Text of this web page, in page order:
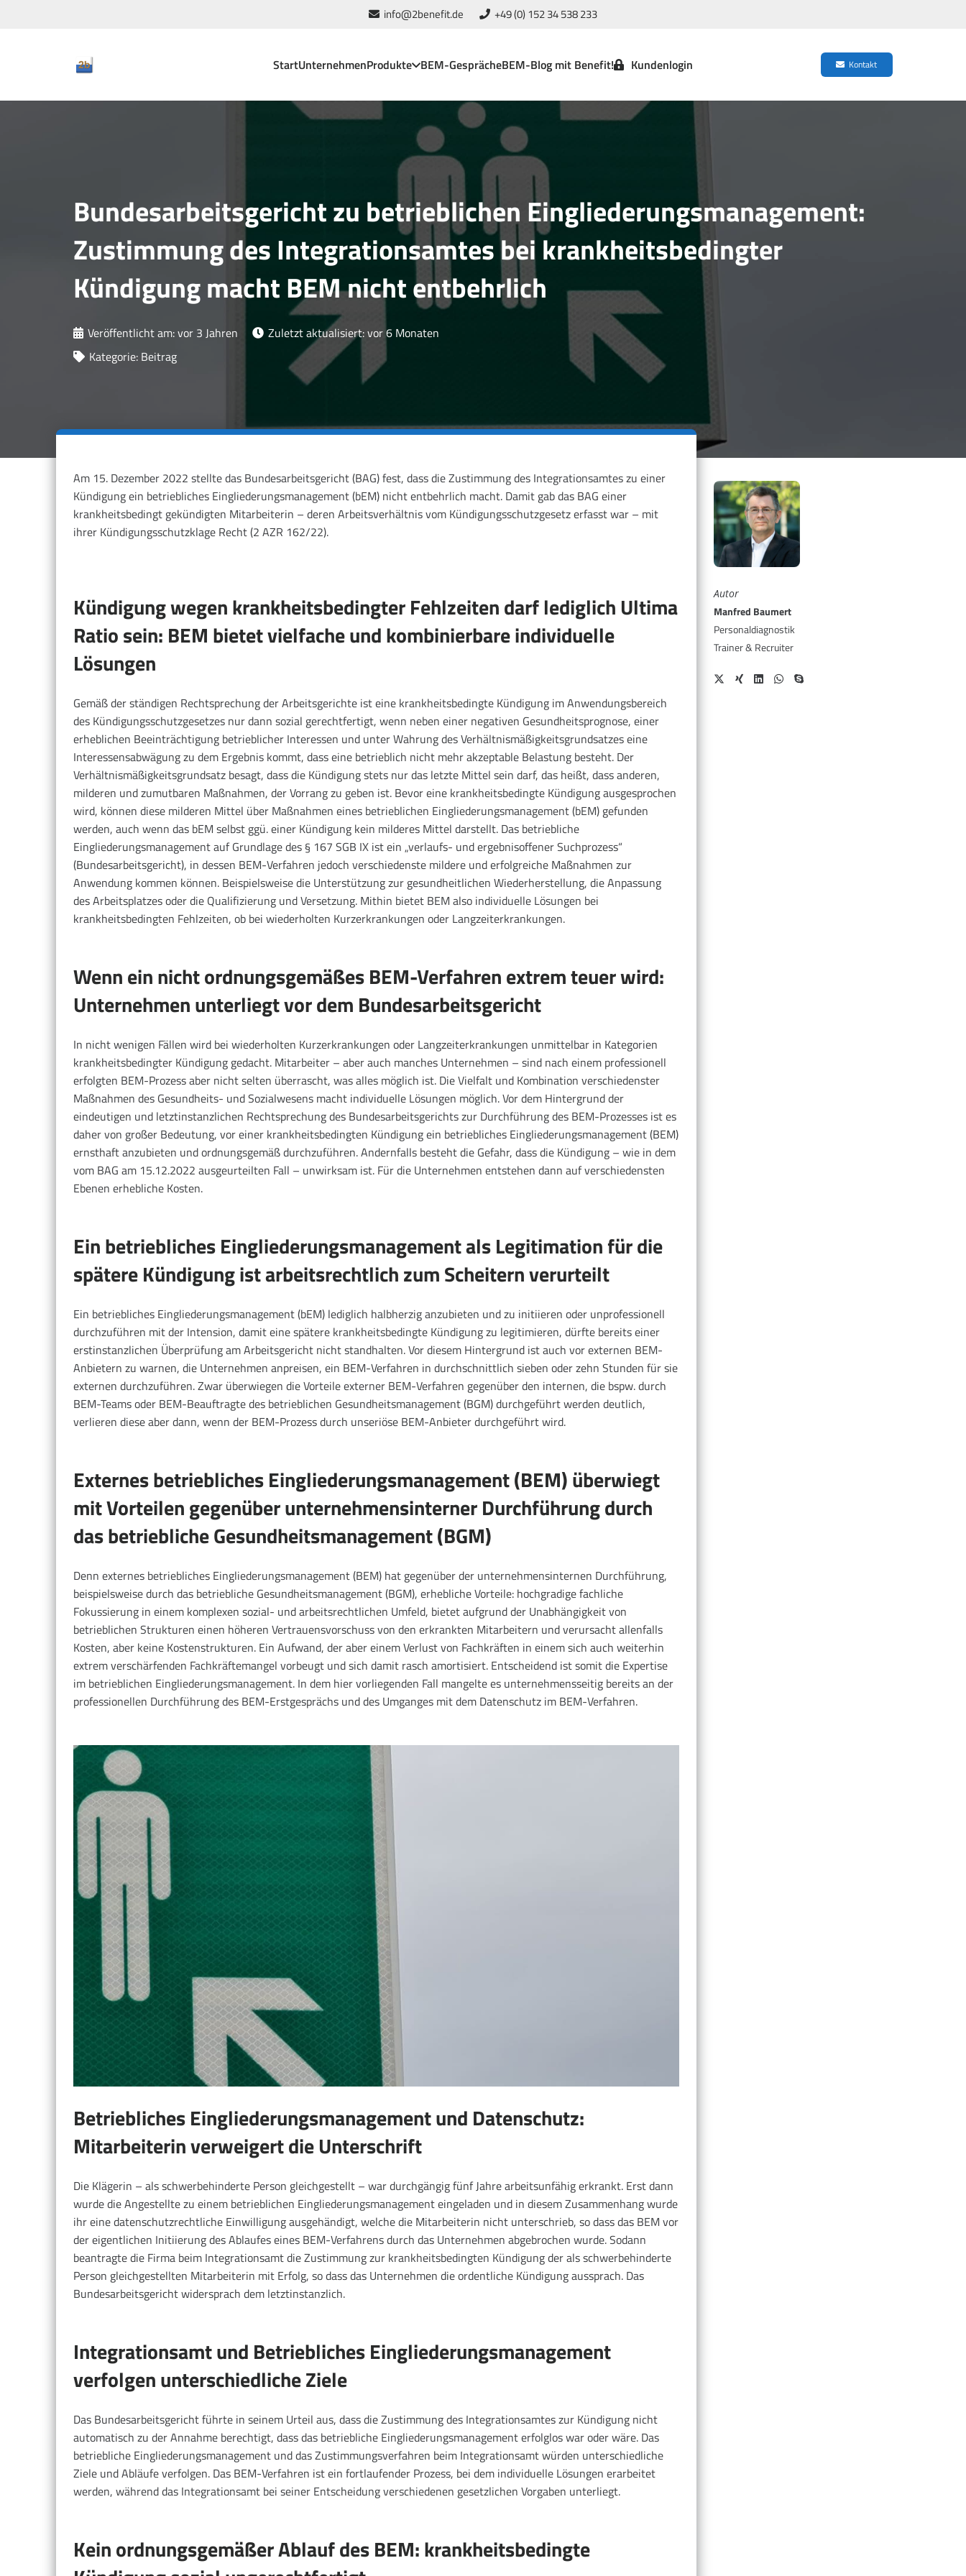
info@2benefit.de +49 (0) 152 34 538 233
StartUnternehmenProdukte BEM-GesprächeBEM-Blog mit Benefit! Kundenlogin Kontakt
Bundesarbeitsgericht zu betrieblichen Eingliederungsmanagement:
Zustimmung des Integrationsamtes bei krankheitsbedingter
Kündigung macht BEM nicht entbehrlich
Veröffentlicht am:vor 3 Jahren Zuletzt aktualisiert:vor 6 Monaten
Kategorie: Beitrag
Am 15. Dezember 2022 stellte das Bundesarbeitsgericht (BAG) fest, dass die Zustimmung des Integrationsamtes zu einer
Kündigung ein betriebliches Eingliederungsmanagement (bEM) nicht entbehrlich macht. Damit gab das BAG einer
krankheitsbedingt gekündigten Mitarbeiterin – deren Arbeitsverhältnis vom Kündigungsschutzgesetz erfasst war – mit
ihrer Kündigungsschutzklage Recht (2 AZR 162/22).
Kündigung wegen krankheitsbedingter Fehlzeiten darf lediglich Ultima
Ratio sein: BEM bietet vielfache und kombinierbare individuelle
Lösungen
Gemäß der ständigen Rechtsprechung der Arbeitsgerichte ist eine krankheitsbedingte Kündigung im Anwendungsbereich
des Kündigungsschutzgesetzes nur dann sozial gerechtfertigt, wenn neben einer negativen Gesundheitsprognose, einer
erheblichen Beeinträchtigung betrieblicher Interessen und unter Wahrung des Verhältnismäßigkeitsgrundsatzes eine
Interessensabwägung zu dem Ergebnis kommt, dass eine betrieblich nicht mehr akzeptable Belastung besteht. Der
Verhältnismäßigkeitsgrundsatz besagt, dass die Kündigung stets nur das letzte Mittel sein darf, das heißt, dass anderen,
milderen und zumutbaren Maßnahmen, der Vorrang zu geben ist. Bevor eine krankheitsbedingte Kündigung ausgesprochen
wird, können diese milderen Mittel über Maßnahmen eines betrieblichen Eingliederungsmanagement (bEM) gefunden
werden, auch wenn das bEM selbst ggü. einer Kündigung kein milderes Mittel darstellt. Das betriebliche
Eingliederungsmanagement auf Grundlage des § 167 SGB IX ist ein „verlaufs- und ergebnisoffener Suchprozess“
(Bundesarbeitsgericht), in dessen BEM-Verfahren jedoch verschiedenste mildere und erfolgreiche Maßnahmen zur
Anwendung kommen können. Beispielsweise die Unterstützung zur gesundheitlichen Wiederherstellung, die Anpassung
des Arbeitsplatzes oder die Qualifizierung und Versetzung. Mithin bietet BEM also individuelle Lösungen bei
krankheitsbedingten Fehlzeiten, ob bei wiederholten Kurzerkrankungen oder Langzeiterkrankungen.
Wenn ein nicht ordnungsgemäßes BEM-Verfahren extrem teuer wird:
Unternehmen unterliegt vor dem Bundesarbeitsgericht
In nicht wenigen Fällen wird bei wiederholten Kurzerkrankungen oder Langzeiterkrankungen unmittelbar in Kategorien
krankheitsbedingter Kündigung gedacht. Mitarbeiter – aber auch manches Unternehmen – sind nach einem professionell
erfolgten BEM-Prozess aber nicht selten überrascht, was alles möglich ist. Die Vielfalt und Kombination verschiedenster
Maßnahmen des Gesundheits- und Sozialwesens macht individuelle Lösungen möglich. Vor dem Hintergrund der
eindeutigen und letztinstanzlichen Rechtsprechung des Bundesarbeitsgerichts zur Durchführung des BEM-Prozesses ist es
daher von großer Bedeutung, vor einer krankheitsbedingten Kündigung ein betriebliches Eingliederungsmanagement (BEM)
ernsthaft anzubieten und ordnungsgemäß durchzuführen. Andernfalls besteht die Gefahr, dass die Kündigung – wie in dem
vom BAG am 15.12.2022 ausgeurteilten Fall – unwirksam ist. Für die Unternehmen entstehen dann auf verschiedensten
Ebenen erhebliche Kosten.
Ein betriebliches Eingliederungsmanagement als Legitimation für die
spätere Kündigung ist arbeitsrechtlich zum Scheitern verurteilt
Ein betriebliches Eingliederungsmanagement (bEM) lediglich halbherzig anzubieten und zu initiieren oder unprofessionell
durchzuführen mit der Intension, damit eine spätere krankheitsbedingte Kündigung zu legitimieren, dürfte bereits einer
erstinstanzlichen Überprüfung am Arbeitsgericht nicht standhalten. Vor diesem Hintergrund ist auch vor externen BEM-
Anbietern zu warnen, die Unternehmen anpreisen, ein BEM-Verfahren in durchschnittlich sieben oder zehn Stunden für sie
externen durchzuführen. Zwar überwiegen die Vorteile externer BEM-Verfahren gegenüber den internen, die bspw. durch
BEM-Teams oder BEM-Beauftragte des betrieblichen Gesundheitsmanagement (BGM) durchgeführt werden deutlich,
verlieren diese aber dann, wenn der BEM-Prozess durch unseriöse BEM-Anbieter durchgeführt wird.
Externes betriebliches Eingliederungsmanagement (BEM) überwiegt
mit Vorteilen gegenüber unternehmensinterner Durchführung durch
das betriebliche Gesundheitsmanagement (BGM)
Denn externes betriebliches Eingliederungsmanagement (BEM) hat gegenüber der unternehmensinternen Durchführung,
beispielsweise durch das betriebliche Gesundheitsmanagement (BGM), erhebliche Vorteile: hochgradige fachliche
Fokussierung in einem komplexen sozial- und arbeitsrechtlichen Umfeld, bietet aufgrund der Unabhängigkeit von
betrieblichen Strukturen einen höheren Vertrauensvorschuss von den erkrankten Mitarbeitern und verursacht allenfalls
Kosten, aber keine Kostenstrukturen. Ein Aufwand, der aber einem Verlust von Fachkräften in einem sich auch weiterhin
extrem verschärfenden Fachkräftemangel vorbeugt und sich damit rasch amortisiert. Entscheidend ist somit die Expertise
im betrieblichen Eingliederungsmanagement. In dem hier vorliegenden Fall mangelte es unternehmensseitig bereits an der
professionellen Durchführung des BEM-Erstgesprächs und des Umganges mit dem Datenschutz im BEM-Verfahren.
Betriebliches Eingliederungsmanagement und Datenschutz:
Mitarbeiterin verweigert die Unterschrift
Die Klägerin – als schwerbehinderte Person gleichgestellt – war durchgängig fünf Jahre arbeitsunfähig erkrankt. Erst dann
wurde die Angestellte zu einem betrieblichen Eingliederungsmanagement eingeladen und in diesem Zusammenhang wurde
ihr eine datenschutzrechtliche Einwilligung ausgehändigt, welche die Mitarbeiterin nicht unterschrieb, so dass das BEM vor
der eigentlichen Initiierung des Ablaufes eines BEM-Verfahrens durch das Unternehmen abgebrochen wurde. Sodann
beantragte die Firma beim Integrationsamt die Zustimmung zur krankheitsbedingten Kündigung der als schwerbehinderte
Person gleichgestellten Mitarbeiterin mit Erfolg, so dass das Unternehmen die ordentliche Kündigung aussprach. Das
Bundesarbeitsgericht widersprach dem letztinstanzlich.
Integrationsamt und Betriebliches Eingliederungsmanagement
verfolgen unterschiedliche Ziele
Das Bundesarbeitsgericht führte in seinem Urteil aus, dass die Zustimmung des Integrationsamtes zur Kündigung nicht
automatisch zu der Annahme berechtigt, dass das betriebliche Eingliederungsmanagement erfolglos war oder wäre. Das
betriebliche Eingliederungsmanagement und das Zustimmungsverfahren beim Integrationsamt würden unterschiedliche
Ziele und Abläufe verfolgen. Das BEM-Verfahren ist ein fortlaufender Prozess, bei dem individuelle Lösungen erarbeitet
werden, während das Integrationsamt bei seiner Entscheidung verschiedenen gesetzlichen Vorgaben unterliegt.
Kein ordnungsgemäßer Ablauf des BEM: krankheitsbedingte
Autor
Manfred Baumert
Personaldiagnostik
Trainer & Recruiter